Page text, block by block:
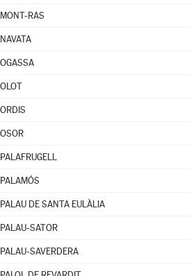
MONT-RAS
NAVATA
OGASSA
OLOT
ORDIS
OSOR
PALAFRUGELL
PALAMÓS
PALAU DE SANTA EULÀLIA
PALAU-SATOR
PALAU-SAVERDERA